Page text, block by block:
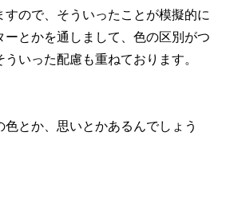
すので、そういったことが模擬的に
ーとかを通しまして、色の区別がつ
いった配慮も重ねております。
とか、思いとかあるんでしょう